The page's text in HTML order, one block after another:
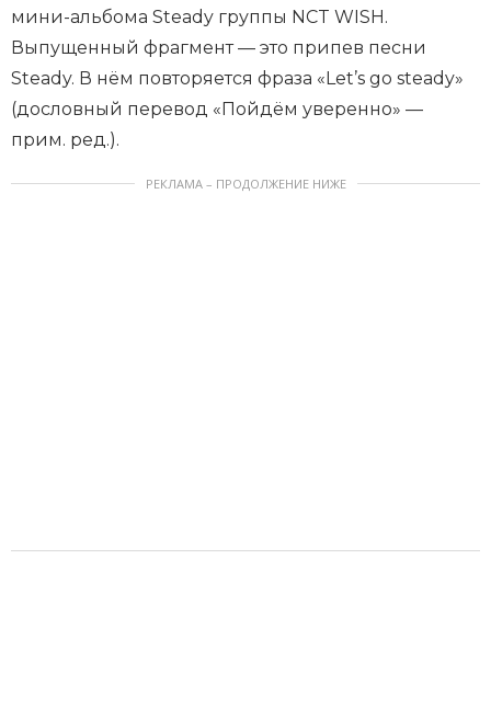
мини-альбома Steady группы NCT WISH.
Выпущенный фрагмент — это припев песни
Steady. В нём повторяется фраза «Let’s go steady»
(дословный перевод «Пойдём уверенно» —
прим. ред.).
РЕКЛАМА – ПРОДОЛЖЕНИЕ НИЖЕ